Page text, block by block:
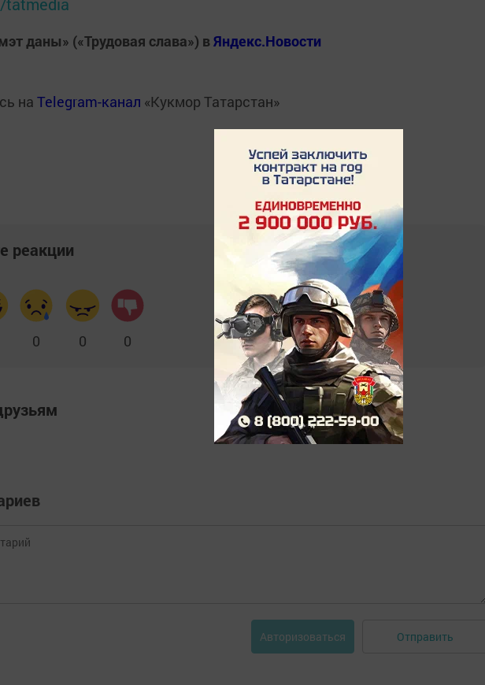
даны» («Трудовая слава») вЯндекс.Новости
на Telegram-канал «Кукмор Татарстан»
реакции
0 0 0
Авторизоваться Отправить